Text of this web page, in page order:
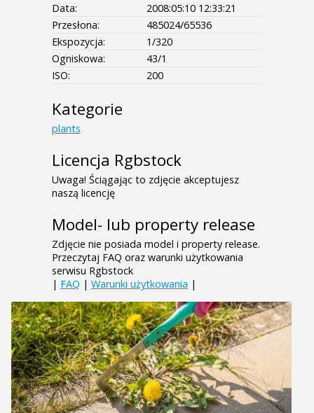
Data:
2008:05:10 12:33:21
Przesłona:
485024/65536
Ekspozycja:
1/320
Ogniskowa:
43/1
ISO:
200
Kategorie
plants
Licencja Rgbstock
Uwaga! Ściągając to zdjęcie akceptujesz
naszą licencję
Model- lub property release
Zdjęcie nie posiada model i property release.
Przeczytaj FAQ oraz warunki użytkowania
serwisu Rgbstock
| FAQ | Warunki użytkowania |